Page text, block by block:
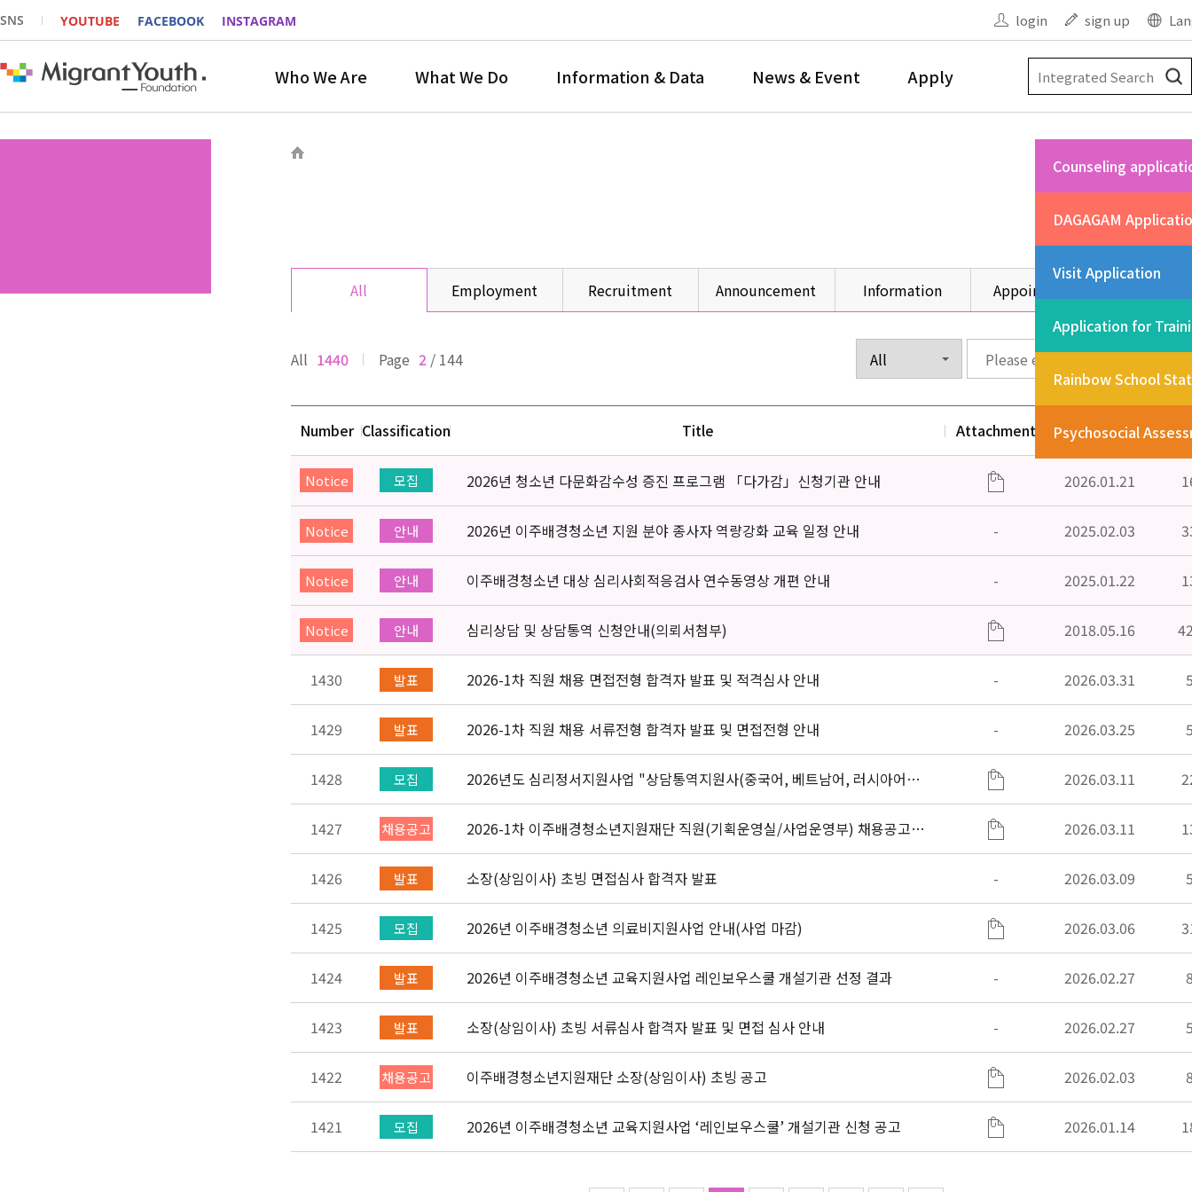
SNS YOUTUBE FACEBOOK INSTAGRAM login sign up
Who We Are What We Do Information & Data News & Event Apply
Counseling
DAGAGAM
Visit Application
Application for
Rainbow School
Psychosocial
All Employment Recruitment Announcement Information Appointment
All 1440 Page 2 / 144
Number Classification Title Attachment Date
Notice 모집 2026년 청소년 다문화감수성 증진 프로그램 「다가감」신청기관 안내 2026.01.21
Notice 안내 2026년 이주배경청소년 지원 분야 종사자 역량강화 교육 일정 안내 - 2025.02.03
Notice 안내 이주배경청소년 대상 심리사회적응검사 연수동영상 개편 안내 - 2025.01.22
Notice 안내 심리상담 및 상담통역 신청안내(의뢰서첨부) 2018.05.16
1430 발표 2026-1차 직원 채용 면접전형 합격자 발표 및 적격심사 안내 - 2026.03.31
1429 발표 2026-1차 직원 채용 서류전형 합격자 발표 및 면접전형 안내 - 2026.03.25
1428 모집
2026년도 심리정서지원사업 "상담통역지원사(중국어, 베트남어, 러시아어어,
몽골어)" 선발 공고
2026.03.11
1427 채용공고
2026-1차 이주배경청소년지원재단 직원(기획운영실/사업운영부) 채용공고
(~3/22)
2026.03.11
1426 발표 소장(상임이사) 초빙 면접심사 합격자 발표 - 2026.03.09
1425 모집 2026년 이주배경청소년 의료비지원사업 안내(사업 마감) 2026.03.06
1424 발표 2026년 이주배경청소년 교육지원사업 레인보우스쿨 개설기관 선정 결과 - 2026.02.27
1423 발표 소장(상임이사) 초빙 서류심사 합격자 발표 및 면접 심사 안내 - 2026.02.27
1422 채용공고 이주배경청소년지원재단 소장(상임이사) 초빙 공고 2026.02.03
1421 모집 2026년 이주배경청소년 교육지원사업 ‘레인보우스쿨’ 개설기관 신청 공고 2026.01.14